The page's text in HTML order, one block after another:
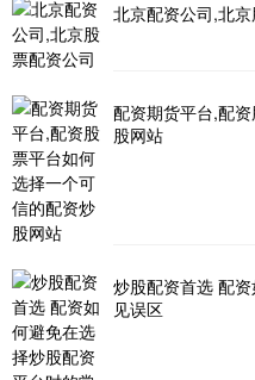
北京配资公司,北
配资期货平台,配
股网站
炒股配资首选 配
见误区